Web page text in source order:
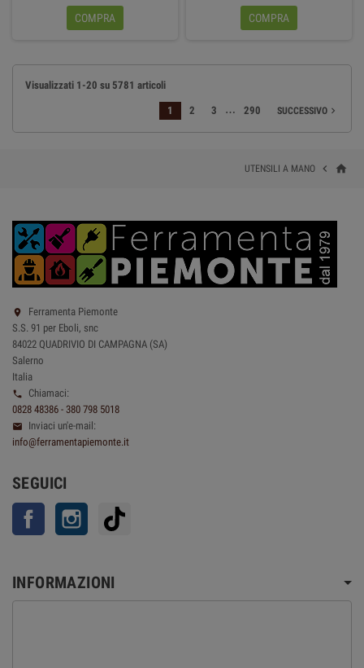
COMPRA COMPRA
Visualizzati 1-20 su 5781 articoli
1 2 3 … 290 SUCCESSIVO 
home

UTENSILI A MANO

Ferramenta Piemonte
S.S. 91 per Eboli, snc
84022 QUADRIVIO DI CAMPAGNA (SA)
Salerno
Italia

Chiamaci:
0828 48386 - 380 798 5018

Inviaci un'e-mail:
info@ferramentapiemonte.it
SEGUICI
Facebook Instagram
INFORMAZIONI